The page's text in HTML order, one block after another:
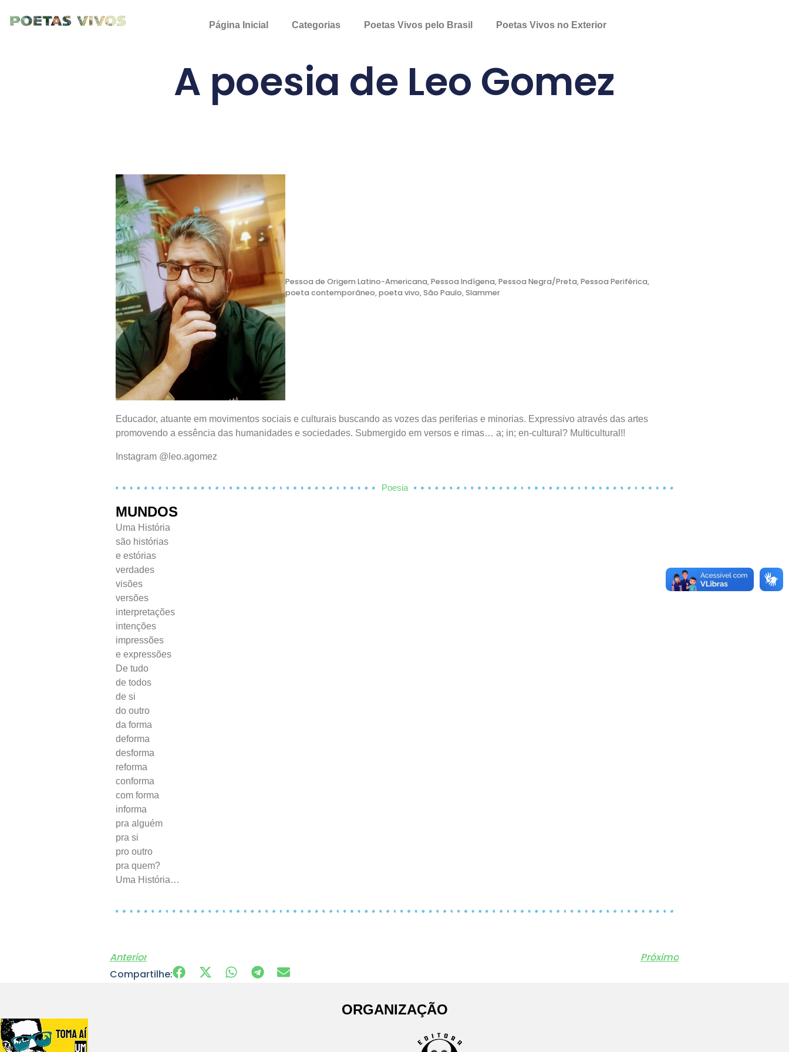
para
Página Inicial Categorias Poetas Vivos pelo Brasil Poetas Vivos no Exterior
A poesia de Leo Gomez
Pessoa de Origem Latino-Americana,Pessoa Indígena,Pessoa Negra/Preta,Pessoa Periférica,
poeta contemporâneo,poeta vivo,São Paulo,Slammer
Educador, atuante em movimentos sociais e culturais buscando as vozes das periferias e minorias. Expressivo através das artes
promovendo a essência das humanidades e sociedades. Submergido em versos e rimas… a; in; en-cultural? Multicultural!!
Instagram @leo.agomez
Poesia
MUNDOS
Uma História
são histórias
e estórias
verdades
visões
versões
interpretações
intenções
impressões
e expressões
De tudo
de todos
de si
do outro
da forma
deforma
desforma
reforma
conforma
com forma
informa
pra alguém
pra si
pro outro
pra quem?
Uma História…
Anterior
Próximo
Compartilhe:
ORGANIZAÇÃO